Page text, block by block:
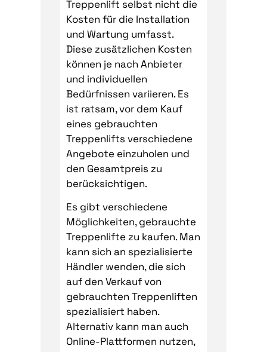
Treppenlift selbst nicht die
Kosten für die Installation
und Wartung umfasst.
Diese zusätzlichen Kosten
können je nach Anbieter
und individuellen
Bedürfnissen variieren. Es
ist ratsam, vor dem Kauf
eines gebrauchten
Treppenlifts verschiedene
Angebote einzuholen und
den Gesamtpreis zu
berücksichtigen.
Es gibt verschiedene
Möglichkeiten, gebrauchte
Treppenlifte zu kaufen. Man
kann sich an spezialisierte
Händler wenden, die sich
auf den Verkauf von
gebrauchten Treppenliften
spezialisiert haben.
Alternativ kann man auch
Online-Plattformen nutzen,